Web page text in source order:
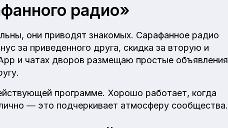
радио»
они приводят знакомых. Сарафанное радио
за приведенного друга, скидка за вторую и
и чатах дворов размещаю простые объявления
программе. Хорошо работает, когда
— это подчеркивает атмосферу сообщества.